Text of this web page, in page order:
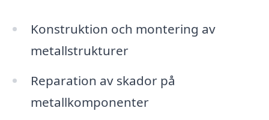
Konstruktion och montering av
metallstrukturer
Reparation av skador på
metallkomponenter